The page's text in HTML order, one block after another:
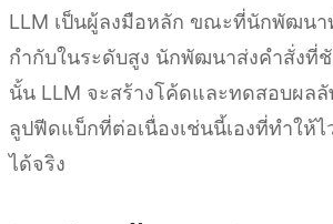
LLM เป็นผู้ลงมือหลัก ขณะที่นักพัฒนา
กำกับในระดับสูง นักพัฒนาส่งคำสั่งที่
นั้น LLM จะสร้างโค้ดและทดสอบผล
ลูปฟีดแบ็กที่ต่อเนื่องเช่นนี้เองที่ทำให้
ได้จริง